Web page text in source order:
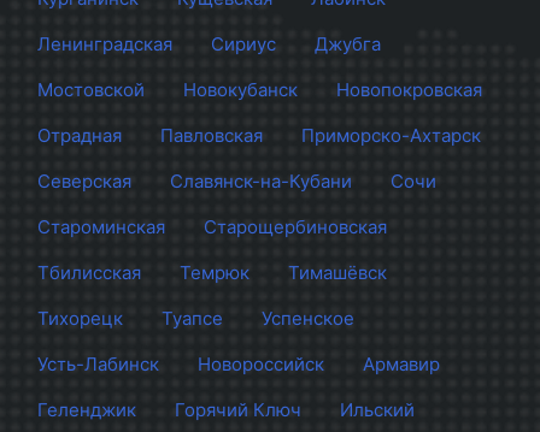
Ленинградская
Сириус
Джубга
Мостовской
Новокубанск
Новопокровская
Отрадная
Павловская
Приморско-Ахтарск
Северская
Славянск-на-Кубани
Сочи
Староминская
Старощербиновская
Тбилисская
Темрюк
Тимашёвск
Тихорецк
Туапсе
Успенское
Усть-Лабинск
Новороссийск
Армавир
Геленджик
Горячий Ключ Ильский